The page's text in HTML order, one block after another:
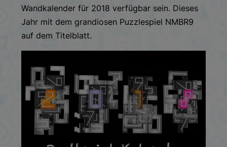
Wandkalender für 2018 verfügbar sein. Dieses
Jahr mit dem grandiosen Puzzlespiel NMBR9
auf dem Titelblatt.